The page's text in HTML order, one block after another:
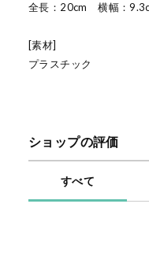
全長：20cm 横幅：
[素材]
プラスチック
ショップの評価
すべて